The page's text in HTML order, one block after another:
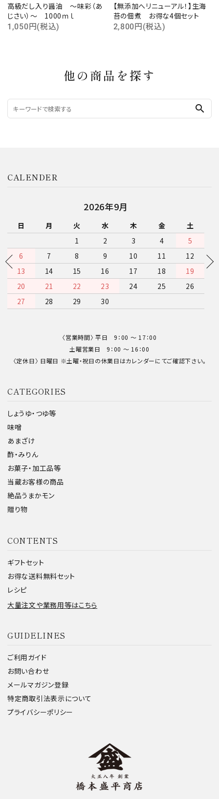
高級だし入り醤油 ～味彩（あ
じさい）～ 1000ｍｌ
1,050円(税込)
【無添加へリニューアル！】生海
苔の佃煮 お得な4個セット
2,800円(税込)
他の商品を探す
search
CATEGORIES
しょうゆ・つゆ等
味噌
あまざけ
酢・みりん
お菓子・加工品等
当蔵お客様の商品
絶品うまかモン
贈り物
CONTENTS
ギフトセット
お得な送料無料セット
レシピ
大量注文や業務用等はこちら
GUIDELINES
ご利用ガイド
お問い合わせ
メールマガジン登録
特定商取引法表示について
プライバシーポリシー
CALENDER
2026年9月
日 月 火 水 木 金
土
1
2 3 4
5
6
7 8 9 10 11
12
13
14 15 16 17 18
19
20
21 22 23 24 25
26
27
28 29 30
〈営業時間〉 平日 9：00 〜 17：00
土曜営業日 9：00 〜 16：00
〈定休日〉 日曜日 ※土曜・祝日の休業日はカレンダーにてご確認下さい。